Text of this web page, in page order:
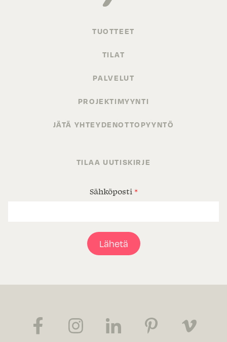
TUOTTEET
TILAT
PALVELUT
PROJEKTIMYYNTI
JÄTÄ YHTEYDENOTTOPYYNTÖ
TILAA UUTISKIRJE
Sähköposti *
Lähetä